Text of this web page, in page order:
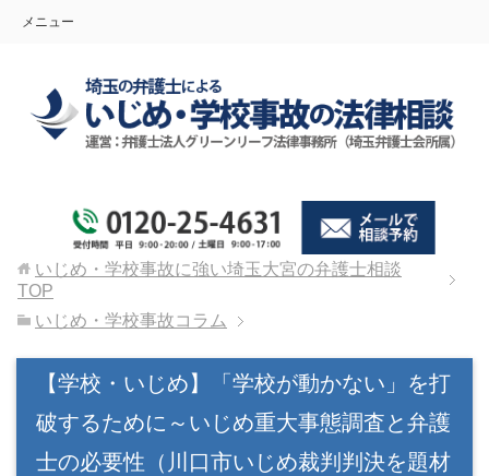
メニュー
いじめ・学校事故に強い埼玉大宮の弁護士相談
TOP
いじめ・学校事故コラム
【学校・いじめ】「学校が動かない」を打
破するために～いじめ重大事態調査と弁護
士の必要性（川口市いじめ裁判判決を題材